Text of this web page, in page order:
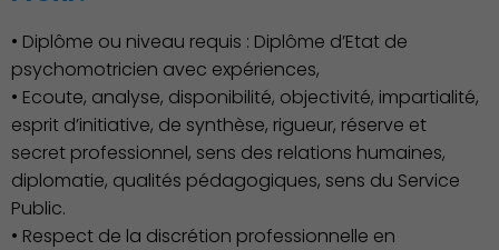
Associations et Sports
• Diplôme ou niveau requis : Diplôme d’Etat de
psychomotricien avec expériences,
• Ecoute, analyse, disponibilité, objectivité, impartialité,
esprit d’initiative, de synthèse, rigueur, réserve et
secret professionnel, sens des relations humaines,
diplomatie, qualités pédagogiques, sens du Service
Public.
• Respect de la discrétion professionnelle en